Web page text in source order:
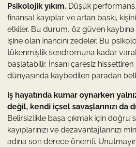
Psikolojik yıkım. Düşük
finansal kayıplar ve artan baskı,
etkiler. Bu durum, öz güven
işine olan inancını zedeler. Bu
tükenmişlik sendromuna kadar
başlatabilir. İnsanı çaresiz
dünyasında kaybedilen paradan
iş hayatında kumar oynarken
değil, kendi içsel savaşlarınızı da
Belirsizlikle başa çıkmak için doğru
kayıplarınızı ve dezavantajlarınızı
adına son derece önemli.